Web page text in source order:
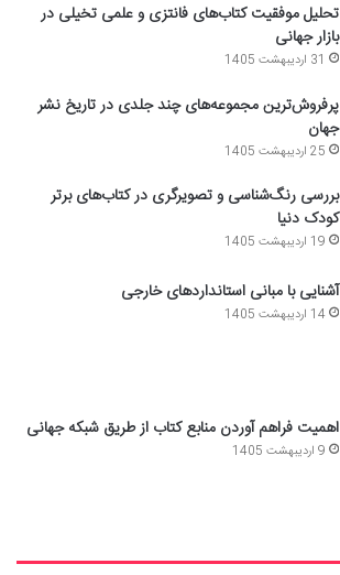
تحلیل موفقیت کتاب‌های فانتزی و علمی تخیلی در
بازار جهانی
31 اردیبهشت 1405
پرفروش‌ترین مجموعه‌های چند جلدی در تاریخ نشر
جهان
25 اردیبهشت 1405
بررسی رنگ‌شناسی و تصویرگری در کتاب‌های برتر
کودک دنیا
19 اردیبهشت 1405
آشنایی با مبانی استانداردهای خارجی
14 اردیبهشت 1405
اهمیت فراهم آوردن منابع کتاب از طریق شبکه جهانی
9 اردیبهشت 1405